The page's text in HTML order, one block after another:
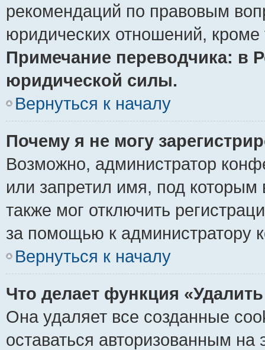
рекомендаций по правовым
юридических отношений,
Примечание переводчика: в
юридической силы.
Вернуться к началу
Почему я не могу
Возможно, администратор
или запретил имя, под которым
также мог отключить
за помощью к администратору
Вернуться к началу
Что делает функция
Она удаляет все созданные
оставаться авторизованным